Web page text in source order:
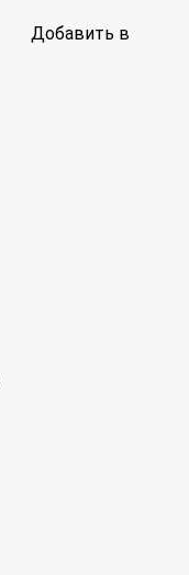
Добавить в